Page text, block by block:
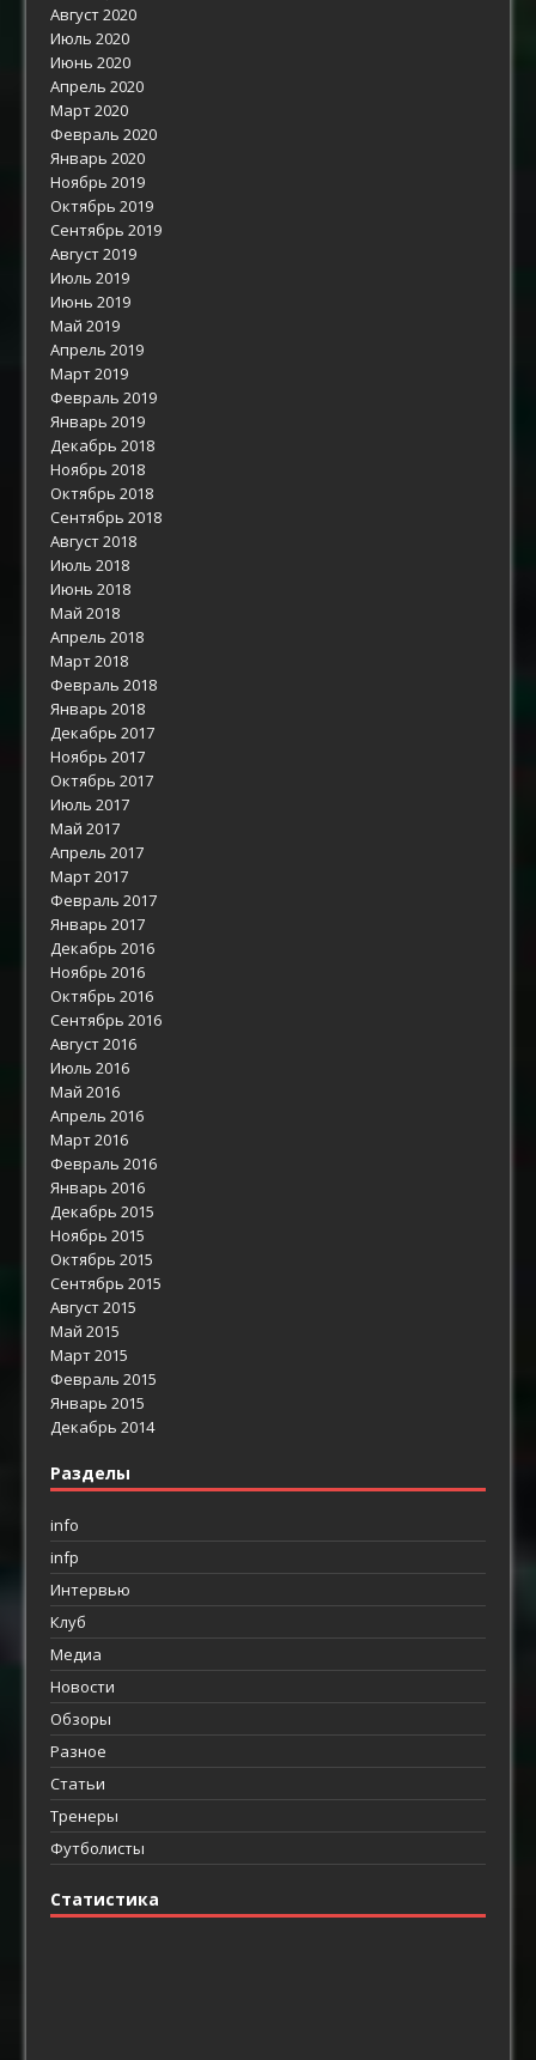
Август 2020
Июль 2020
Июнь 2020
Апрель 2020
Март 2020
Февраль 2020
Январь 2020
Ноябрь 2019
Октябрь 2019
Сентябрь 2019
Август 2019
Июль 2019
Июнь 2019
Май 2019
Апрель 2019
Март 2019
Февраль 2019
Январь 2019
Декабрь 2018
Ноябрь 2018
Октябрь 2018
Сентябрь 2018
Август 2018
Июль 2018
Июнь 2018
Май 2018
Апрель 2018
Март 2018
Февраль 2018
Январь 2018
Декабрь 2017
Ноябрь 2017
Октябрь 2017
Июль 2017
Май 2017
Апрель 2017
Март 2017
Февраль 2017
Январь 2017
Декабрь 2016
Ноябрь 2016
Октябрь 2016
Сентябрь 2016
Август 2016
Июль 2016
Май 2016
Апрель 2016
Март 2016
Февраль 2016
Январь 2016
Декабрь 2015
Ноябрь 2015
Октябрь 2015
Сентябрь 2015
Август 2015
Май 2015
Март 2015
Февраль 2015
Январь 2015
Декабрь 2014
Разделы
info
infp
Интервью
Клуб
Медиа
Новости
Обзоры
Разное
Статьи
Тренеры
Футболисты
Статистика